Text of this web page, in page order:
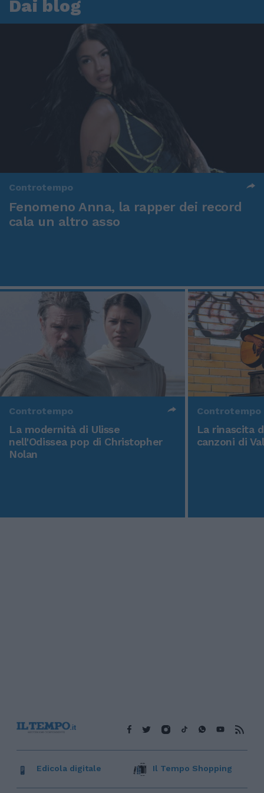
Dai blog
Controtempo
Fenomeno Anna, la rapper dei record
cala un altro asso
Controtempo
La modernità di Ulisse
nell'Odissea pop di Christopher
Nolan
Controtempo
La rinascita
canzoni di
Edicola digitale Il Tempo Shopping